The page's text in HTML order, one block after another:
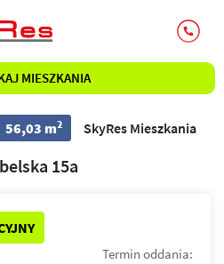
MIESZKANIA
56,03 m2 SkyRes Mieszkania
15a
Termin oddania: